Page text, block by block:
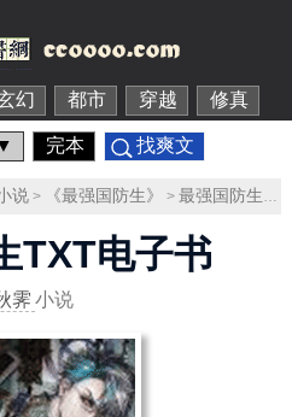
幻 都市 穿越 修真
完本 找爽文
说> 《最强国防生》 > 最强国防生TXT下载
TXT电子书
霁 小说